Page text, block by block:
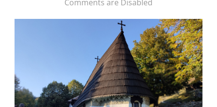
Comments are Disabled